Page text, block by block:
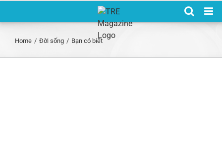
Home / Đời sống / Bạn có biết